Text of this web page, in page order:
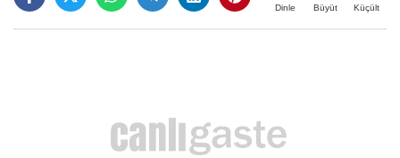
Dinle Büyüt Küçült